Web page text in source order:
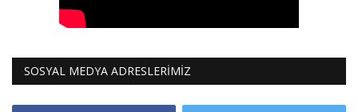
SOSYAL MEDYA ADRESLERİMİZ